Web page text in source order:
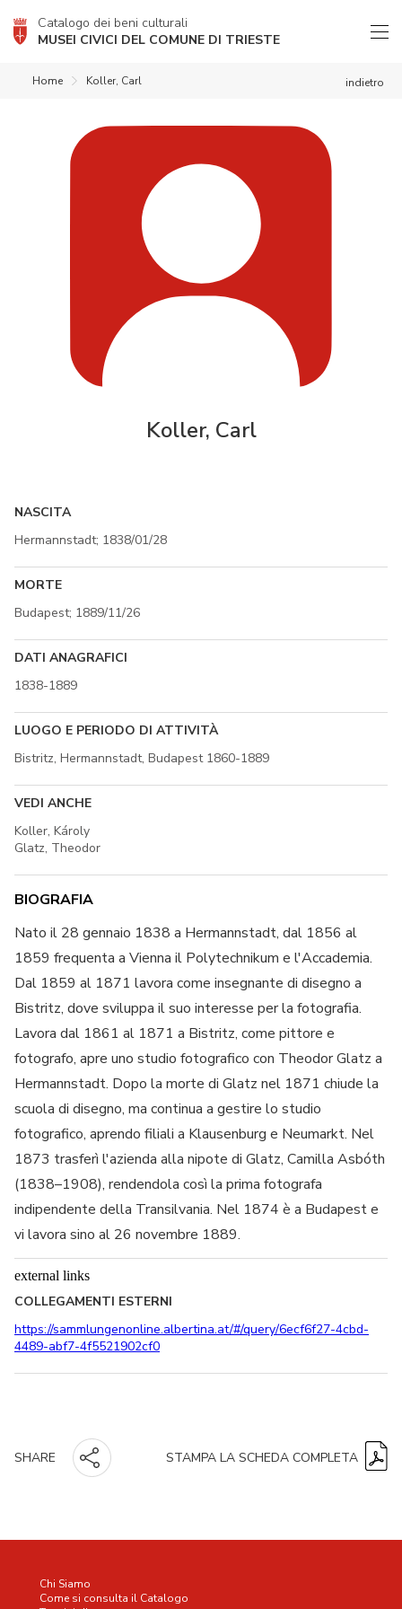
Catalogo dei beni culturali
MUSEI CIVICI DEL COMUNE DI TRIESTE
indietro
Home Koller, Carl
Koller, Carl
NASCITA
Hermannstadt; 1838/01/28
MORTE
Budapest; 1889/11/26
DATI ANAGRAFICI
1838-1889
LUOGO E PERIODO DI ATTIVITÀ
Bistritz, Hermannstadt, Budapest 1860-1889
VEDI ANCHE
Koller, Károly
Glatz, Theodor
BIOGRAFIA
Nato il 28 gennaio 1838 a Hermannstadt, dal 1856 al
1859 frequenta a Vienna il Polytechnikum e l'Accademia.
Dal 1859 al 1871 lavora come insegnante di disegno a
Bistritz, dove sviluppa il suo interesse per la fotografia.
Lavora dal 1861 al 1871 a Bistritz, come pittore e
fotografo, apre uno studio fotografico con Theodor Glatz a
Hermannstadt. Dopo la morte di Glatz nel 1871 chiude la
scuola di disegno, ma continua a gestire lo studio
fotografico, aprendo filiali a Klausenburg e Neumarkt. Nel
1873 trasferì l'azienda alla nipote di Glatz, Camilla Asbóth
(1838–1908), rendendola così la prima fotografa
indipendente della Transilvania. Nel 1874 è a Budapest e
vi lavora sino al 26 novembre 1889.
external links
COLLEGAMENTI ESTERNI
https://sammlungenonline.albertina.at/#/query/6ecf6f27-4cbd-
4489-abf7-4f5521902cf0
SHARE STAMPA LA SCHEDA COMPLETA
Chi Siamo
Come si consulta il Catalogo